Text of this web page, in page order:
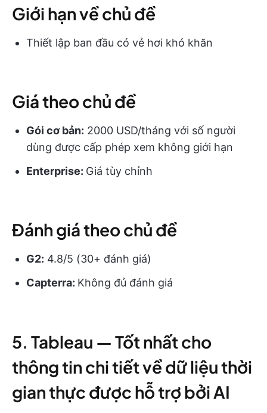
Giới hạn về chủ đề
Thiết lập ban đầu có vẻ hơi khó khăn
Giá theo chủ đề
Gói cơ bản: 2000 USD/tháng với số người
dùng được cấp phép xem không giới hạn
Enterprise: Giá tùy chỉnh
Đánh giá theo chủ đề
G2: 4.8/5 (30+ đánh giá)
Capterra: Không đủ đánh giá
5. Tableau — Tốt nhất cho
thông tin chi tiết về dữ liệu thời
gian thực được hỗ trợ bởi AI